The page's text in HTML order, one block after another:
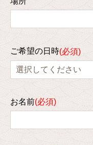
ご希望の日時
お名前